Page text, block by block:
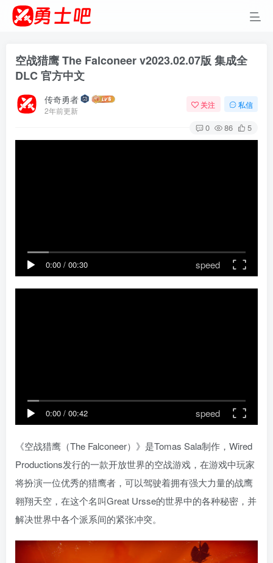
空战猎鹰 The Falconeer v2023.02.07版 集成全
DLC 官方中文
传奇勇者
2年前更新
关注 私信
0 86 5
0:00 / 00:30 speed
0:00 / 00:42 speed
《空战猎鹰（The Falconeer）》是Tomas Sala制作，Wired
Productions发行的一款开放世界的空战游戏，在游戏中玩家
将扮演一位优秀的猎鹰者，可以驾驶着拥有强大力量的战鹰
翱翔天空，在这个名叫Great Ursse的世界中的各种秘密，并
解决世界中各个派系间的紧张冲突。